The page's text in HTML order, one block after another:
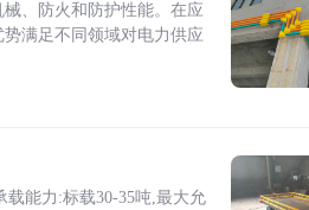
、防火和防护性能。在应
满足不同领域对电力供应
载能力:标载30-35吨,最大允